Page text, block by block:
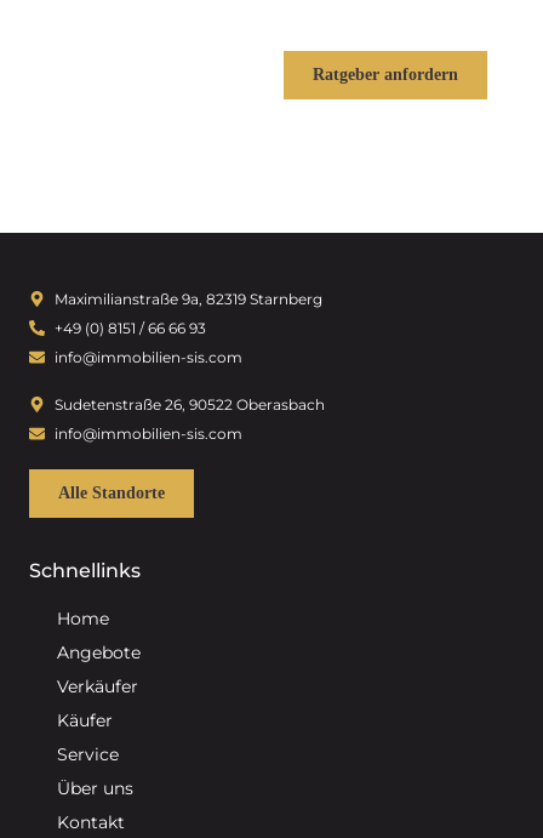
Ratgeber anfordern
Maximilianstraße 9a, 82319 Starnberg
+49 (0) 8151 / 66 66 93
info@immobilien-sis.com
Sudetenstraße 26, 90522 Oberasbach
info@immobilien-sis.com
Alle Standorte
Schnellinks
Home
Angebote
Verkäufer
Käufer
Service
Über uns
Kontakt